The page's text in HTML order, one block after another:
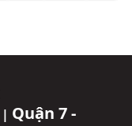
| Quận 7 -